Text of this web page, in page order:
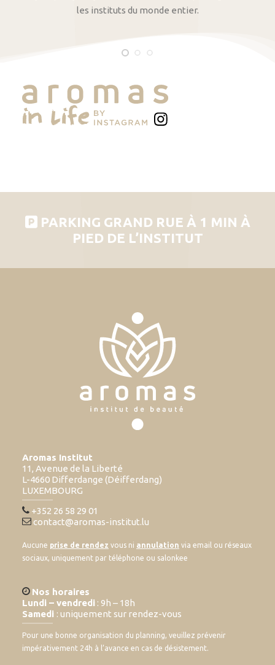
les instituts du monde entier.
PARKING GRAND RUE À 1 MIN À
PIED DE L’INSTITUT
Aromas Institut
11, Avenue de la Liberté
L-4660 Differdange (Déifferdang)
LUXEMBOURG
+352 26 58 29 01
contact@aromas-institut.lu
Aucune prise de rendez vous ni annulation via email ou réseaux
sociaux, uniquement par téléphone ou salonkee
Nos horaires
Lundi – vendredi : 9h – 18h
Samedi : uniquement sur rendez-vous
Pour une bonne organisation du planning, veuillez prévenir
impérativement 24h à l’avance en cas de désistement.